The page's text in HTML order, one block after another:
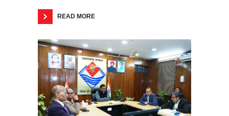
READ MORE